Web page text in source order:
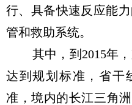
行、具备快速反应能
管和救助系统。
其中，到2015年，
达到规划标准，省干
准，境内的长江三角